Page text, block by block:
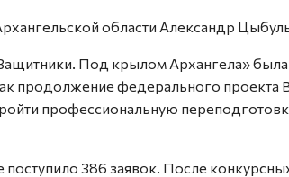
области Александр
Под крылом Архангела» была
продолжение федерального проекта
профессиональную
поступило 386 заявок. После